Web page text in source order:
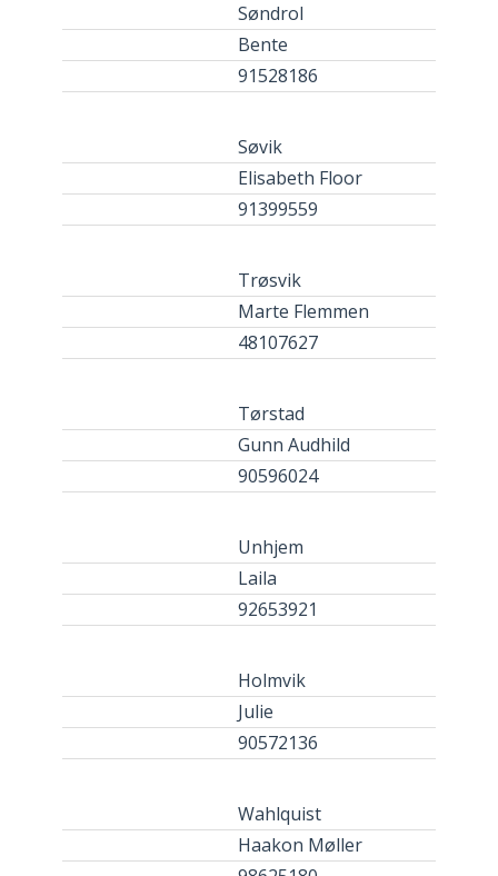
Søndrol
Bente
91528186
Søvik
Elisabeth Floor
91399559
Trøsvik
Marte Flemmen
48107627
Tørstad
Gunn Audhild
90596024
Unhjem
Laila
92653921
Holmvik
Julie
90572136
Wahlquist
Haakon Møller